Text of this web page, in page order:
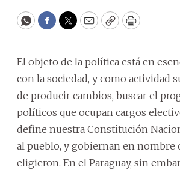
WhatsApp
Facebook
Twitter
EmailCopyPrint
El objeto de la política está en
con la sociedad, y como actividad
de producir cambios, buscar el
políticos que ocupan cargos
define nuestra Constitución
al pueblo, y gobiernan en nombre
eligieron. En el Paraguay, sin